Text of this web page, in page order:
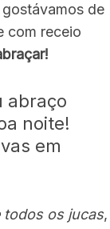
de
com receio
abraço
noite!
em
todos os jucas,